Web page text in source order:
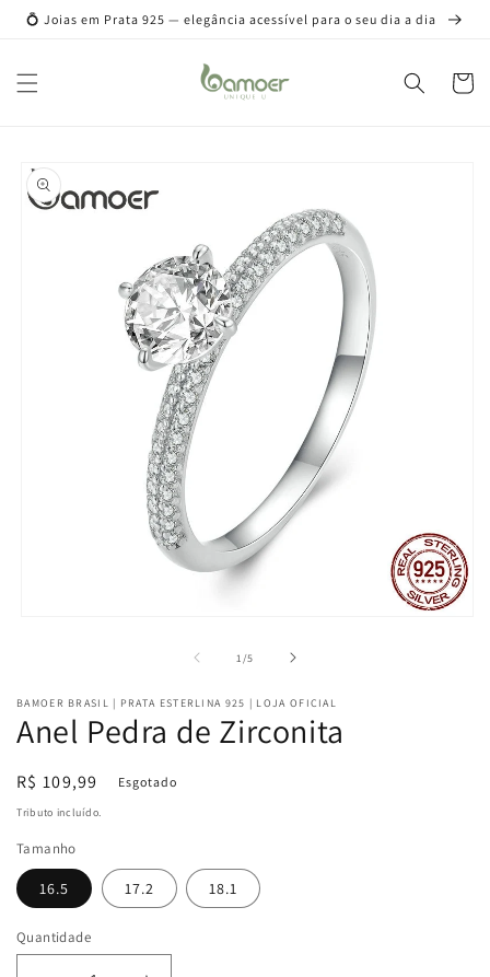
para o
💍 Joias em Prata 925 — elegância acessível para o seu dia a dia
as
informações
do produto
modal
1 /de
5
BAMOER BRASIL | PRATA ESTERLINA 925 | LOJA OFICIAL
Anel Pedra de Zirconita
Preço
normal
R$ 109,99 Esgotado
Tributo incluído.
Tamanho
16.5 17.2 18.1
Quantidade